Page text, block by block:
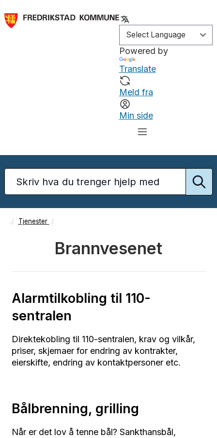
Powered by
Translate
Meld fra
Min side
Tjenester
Brannvesenet
Alarmtilkobling til 110-
sentralen
Direktekobling til 110-sentralen, krav og vilkår,
priser, skjemaer for endring av kontrakter,
eierskifte, endring av kontaktpersoner etc.
Bålbrenning, grilling
Når er det lov å tenne bål? Sankthansbål,